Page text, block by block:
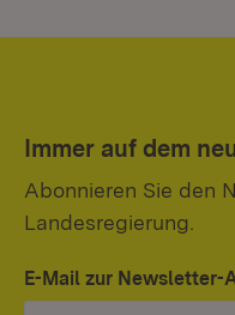
Immer auf dem
Abonnieren Sie den
Landesregierung.
E-Mail zur Newsletter-